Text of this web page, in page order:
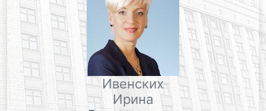
Ивенских
Ирина